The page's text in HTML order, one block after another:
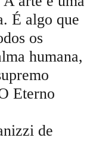
É algo que
os
humana,
Eterno
de